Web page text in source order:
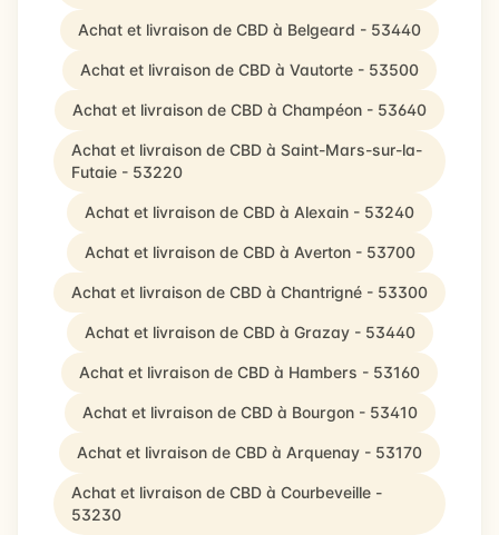
Achat et livraison de CBD à Belgeard - 53440
Achat et livraison de CBD à Vautorte - 53500
Achat et livraison de CBD à Champéon - 53640
Achat et livraison de CBD à Saint-Mars-sur-la-
Futaie - 53220
Achat et livraison de CBD à Alexain - 53240
Achat et livraison de CBD à Averton - 53700
Achat et livraison de CBD à Chantrigné - 53300
Achat et livraison de CBD à Grazay - 53440
Achat et livraison de CBD à Hambers - 53160
Achat et livraison de CBD à Bourgon - 53410
Achat et livraison de CBD à Arquenay - 53170
Achat et livraison de CBD à Courbeveille -
53230